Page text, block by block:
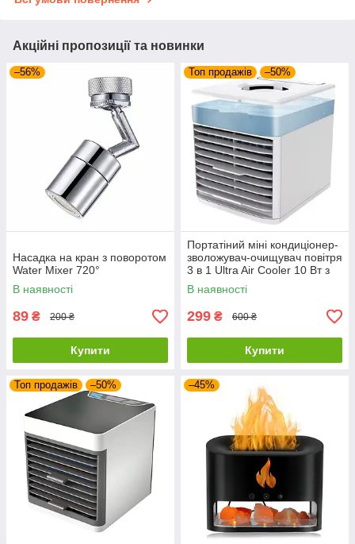
Акційні пропозиції та новинки
–56%
Насадка на кран з поворотом
Water Mixer 720°
В наявності
89 ₴ 200 ₴
Купити
Топ продажів –50%
Портатіний міні кондиціонер-
зволожувач-очищувач повітря
3 в 1 Ultra Air Cooler 10 Вт з
USB і LED-підсвічуванням
В наявності
299 ₴ 600 ₴
Купити
Топ продажів –50% –45%